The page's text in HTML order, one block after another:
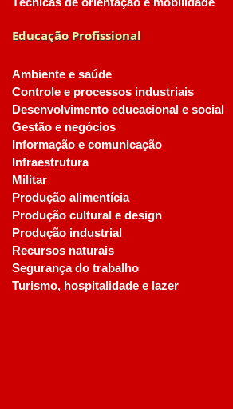
Educação Profissional
Ambiente e saúde
Controle e processos industriais
Desenvolvimento educacional e social
Gestão e negócios
Informação e comunicação
Infraestrutura
Militar
Produção alimentícia
Produção cultural e design
Produção industrial
Recursos naturais
Segurança do trabalho
Turismo, hospitalidade e lazer